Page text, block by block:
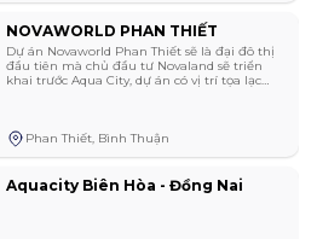
NOVAWORLD PHAN THIẾT
Dự án Novaworld Phan Thiết sẽ là đại đô thị
đầu tiên mà chủ đầu tư Novaland sẽ triển
khai trước Aqua City, dự án có vị trí tọa lạc
Novaworld Tiến Thành Phan Thiết là dự án
có quy mô rất lớn với tổng diện tích gần
ở Phân Thiết chưa có bất cứ 1 khu đô thị
tầm cỡ nào như vậy
Phan Thiết, Bình Thuận
Aquacity Biên Hòa - Đồng Nai